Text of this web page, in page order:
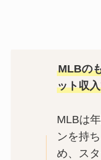
MLBの
ット収
MLBは
ンを持
め、ス